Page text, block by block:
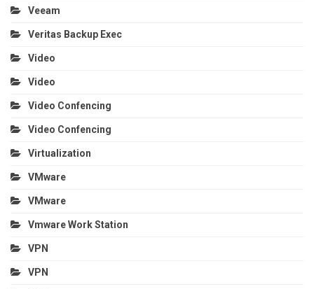
Veeam
Veritas Backup Exec
Video
Video
Video Confencing
Video Confencing
Virtualization
VMware
VMware
Vmware Work Station
VPN
VPN